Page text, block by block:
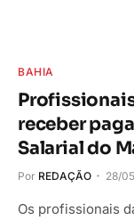
BAHIA
receber
Salarial do
Por REDAÇÃO 28/
Os profissionais